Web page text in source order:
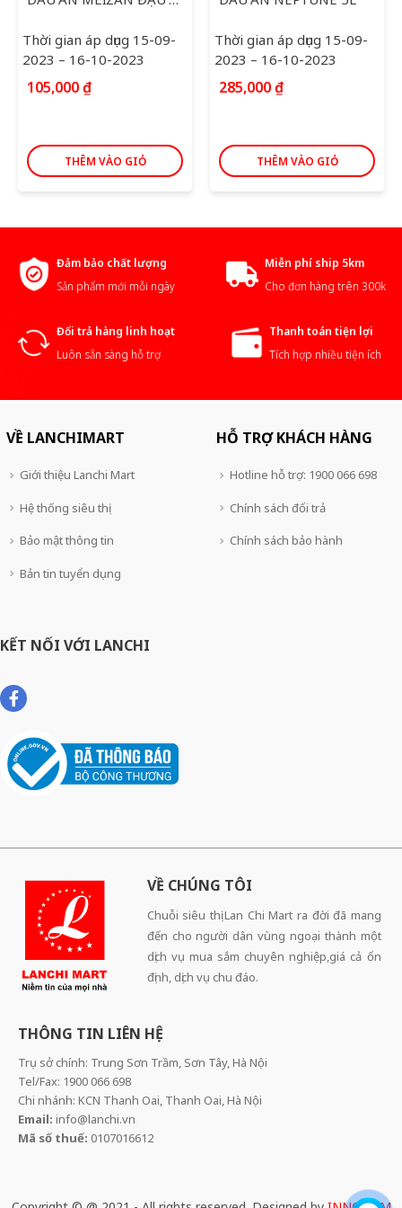
Thời gian áp dụng 15-09-
2023 – 16-10-2023
105,000₫
THÊM VÀO GIỎ
Thời gian áp dụng 15-09-
2023 – 16-10-2023
285,000₫
THÊM VÀO GIỎ
Đảm bảo chất lượng
Sản phẩm mới mỗi ngày
Miễn phí ship 5km
Cho đơn hàng trên 300k
Đổi trả hàng linh hoạt
Luôn sẵn sàng hỗ trợ
Thanh toán tiện lợi
Tích hợp nhiều tiện ích
VỀ LANCHIMART
Giới thiệu Lanchi Mart
Hệ thống siêu thị
Bảo mật thông tin
Bản tin tuyển dụng
HỖ TRỢ KHÁCH HÀNG
Hotline hỗ trợ: 1900 066 698
Chính sách đổi trả
Chính sách bảo hành
KẾT NỐI VỚI LANCHI
VỀ CHÚNG TÔI
Chuỗi siêu thị Lan Chi Mart ra đời đã mang
đến cho người dân vùng ngoại thành một
dịch vụ mua sắm chuyên nghiệp,giá cả ổn
định, dịch vụ chu đáo.
THÔNG TIN LIÊN HỆ
Trụ sở chính: Trung Sơn Trầm, Sơn Tây, Hà Nội
Tel/Fax: 1900 066 698
Chi nhánh: KCN Thanh Oai, Thanh Oai, Hà Nội
Email: info@lanchi.vn
Mã số thuế: 0107016612